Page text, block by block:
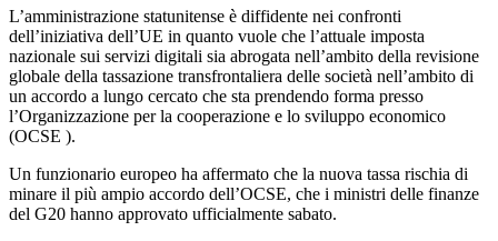
L’amministrazione statunitense è diffidente nei confronti
dell’iniziativa dell’UE in quanto vuole che l’attuale imposta
nazionale sui servizi digitali sia abrogata nell’ambito della revisione
globale della tassazione transfrontaliera delle società nell’ambito di
un accordo a lungo cercato che sta prendendo forma presso
l’Organizzazione per la cooperazione e lo sviluppo economico
(OCSE ).
Un funzionario europeo ha affermato che la nuova tassa rischia di
minare il più ampio accordo dell’OCSE, che i ministri delle finanze
del G20 hanno approvato ufficialmente sabato.